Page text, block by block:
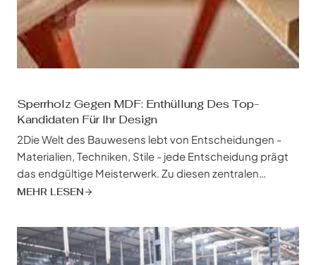
Sperrholz Gegen MDF: Enthüllung Des Top-
Kandidaten Für Ihr Design
2Die Welt des Bauwesens lebt von Entscheidungen -
Materialien, Techniken, Stile - jede Entscheidung prägt
das endgültige Meisterwerk. Zu diesen zentralen
Entscheidungen gehört auch die Auswahl der
unzähligen Projekten Struktur und Halt geben. Und in
diesem Bereich prallen oft zwei Titanen aufeinander:
Sperrholz und MDF. Beide sind vielseitig, beide sind
MEHR LESEN